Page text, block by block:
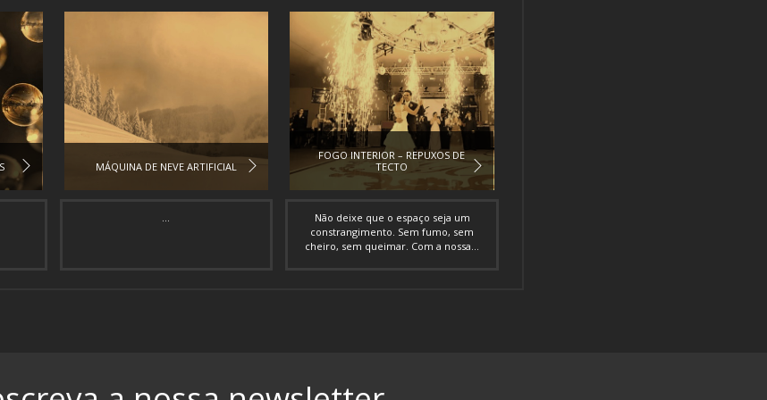
MÁQUINA DE NEVE ARTIFICIAL
...
FOGO INTERIOR – REPUXOS DE
TECTO
Não deixe que o espaço seja um
constrangimento. Sem fumo, sem
cheiro, sem queimar. Com a nossa...